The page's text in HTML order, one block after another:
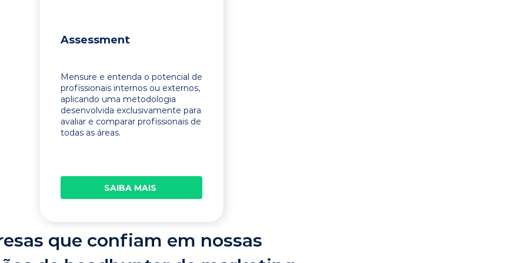
Assessment
Mensure e entenda o potencial de
profissionais internos ou externos,
aplicando uma metodologia
desenvolvida exclusivamente para
avaliar e comparar profissionais de
todas as áreas.
SAIBA MAIS
que confiam em nossas